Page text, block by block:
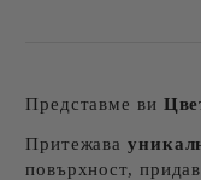
Представме ви
Притежава
повърхност,